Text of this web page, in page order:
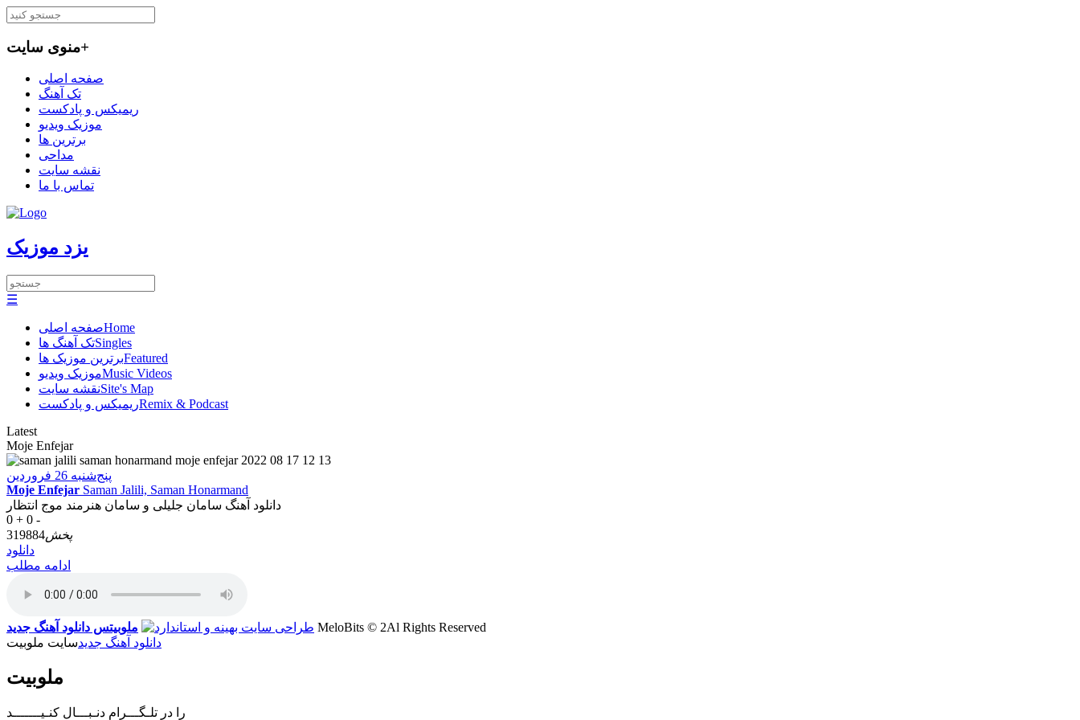
منوی سایت+
صفحه اصلی
تک آهنگ
ریمیکس و پادکست
موزیک ویدیو
برترین ها
مداحی
نقشه سایت
تماس با ما
یزد موزیک
☰
صفحه اصلیHome
تک آهنگ هاSingles
برترین موزیک هاFeatured
موزیک ویدیوMusic Videos
نقشه سایتSite's Map
ریمیکس و پادکستRemix & Podcast
Latest
Moje Enfejar
پنج‌شنبه 26 فروردین
Moje Enfejar Saman Jalili, Saman Honarmand
دانلود آهنگ سامان جلیلی و سامان هنرمند موج انتظار
0 + 0 -
پخش319884
دانلود
ادامه مطلب
ملوبیتس دانلود آهنگ جدید
MeloBits © 2Al Rights Reserved
دانلود آهنگ جدیدسایت ملوبیت
ملوبیت
را در تلـگـــرام دنـبـــال کنـیـــــــد